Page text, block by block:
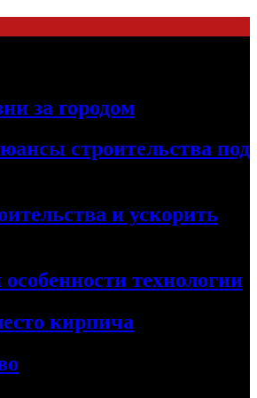
за городом
строительства под
и ускорить
технологии
кирпича